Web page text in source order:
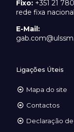
Fixo: +351 21
rede fixa nacional
E-Mail:
Ligações Úteis
Mapa do site
Contactos
Declaração